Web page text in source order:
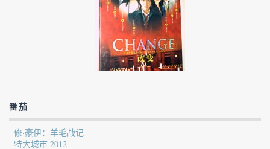
番茄
修·豪伊：羊毛战记
特大城市 2012